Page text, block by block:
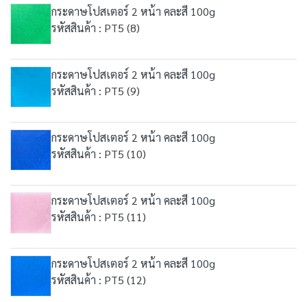
กระดาษโปสเตอร์ 2 หน้า คละสี 100g
รหัสสินค้า : PT5 (8)
กระดาษโปสเตอร์ 2 หน้า คละสี 100g
รหัสสินค้า : PT5 (9)
กระดาษโปสเตอร์ 2 หน้า คละสี 100g
รหัสสินค้า : PT5 (10)
กระดาษโปสเตอร์ 2 หน้า คละสี 100g
รหัสสินค้า : PT5 (11)
กระดาษโปสเตอร์ 2 หน้า คละสี 100g
รหัสสินค้า : PT5 (12)